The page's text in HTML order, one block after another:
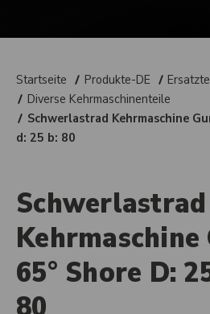
Startseite Produkte-DE
Diverse Kehrmaschinenteile
Schwerlastrad Kehrmaschine
d: 25 b: 80
Schwerlastrad
Kehrmaschine
65° Shore D: